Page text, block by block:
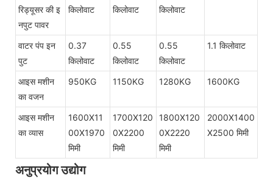
रिड्यूसर की इ
नपुट पावर
किलोवाट
किलोवाट
किलोवाट
वाटर पंप इन
पुट
0.37
किलोवाट
0.55
किलोवाट
0.55
किलोवाट
1.1 किलोवाट
आइस मशीन
का वजन
950KG 1150KG 1280KG 1600KG
आइस मशीन
का व्यास
1600X11
00X1970
मिमी
1700X120
0X2200
मिमी
1800X120
0X2220
मिमी
2000X1400
X2500 मिमी
अनुप्रयोग उद्योग